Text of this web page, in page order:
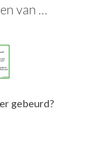
van …
gebeurd?